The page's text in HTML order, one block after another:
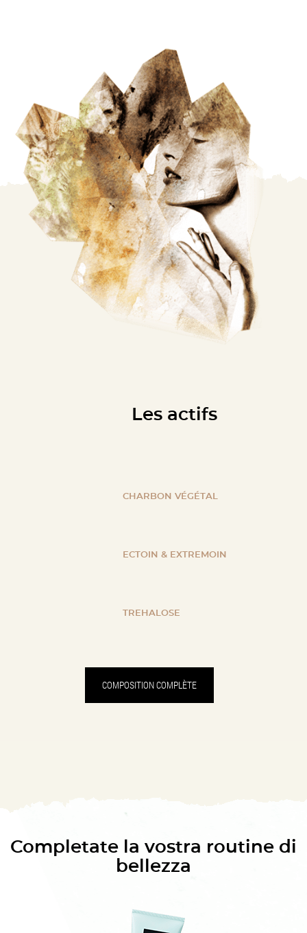
Les actifs
CHARBON VÉGÉTAL
ECTOIN & EXTREMOIN
TREHALOSE
COMPOSITION COMPLÈTE
Completate la vostra routine di
bellezza